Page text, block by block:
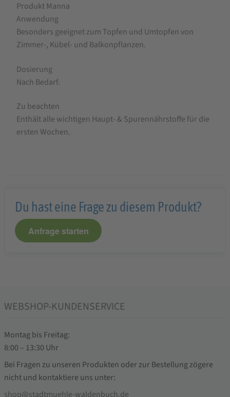
Produkt Manna
Anwendung
Besonders geeignet zum Topfen und Umtopfen von
Zimmer-, Kübel- und Balkonpflanzen.
Dosierung
Nach Bedarf.
Zu beachten
Enthält alle wichtigen Haupt- & Spurennährstoffe für die
ersten Wochen.
Du hast eine Frage zu diesem Produkt?
Anfrage starten
WEBSHOP-KUNDENSERVICE
Montag bis Freitag:
8:00 – 13:30 Uhr
Bei Fragen zu unseren Produkten oder zur Bestellung zögere
nicht und kontaktiere uns unter:
shop@stadtmuehle-waldenbuch.de